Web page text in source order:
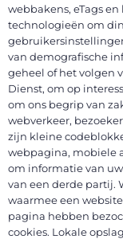
webbakens, eTags
technologieën om
van demografische
geheel of het volgen
Dienst, om op
om ons begrip van
webverkeer,
zijn kleine
webpagina, mobiele
om informatie van
van een derde partij.
waarmee een
pagina hebben
cookies. Lokale